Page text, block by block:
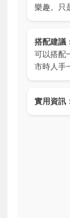
樂趣。只
搭配建議
可以搭配
市時人手
實用資訊